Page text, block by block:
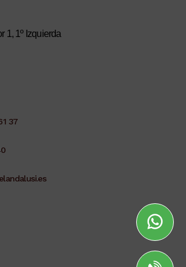
1, 1º Izquierda
37